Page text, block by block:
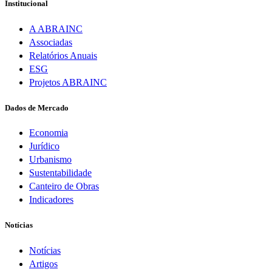
Institucional
A ABRAINC
Associadas
Relatórios Anuais
ESG
Projetos ABRAINC
Dados de Mercado
Economia
Jurídico
Urbanismo
Sustentabilidade
Canteiro de Obras
Indicadores
Notícias
Notícias
Artigos